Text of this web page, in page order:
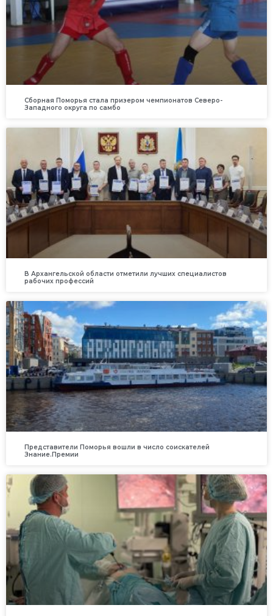
Сборная Поморья стала призером чемпионатов Северо-
Западного округа по самбо
В Архангельской области отметили лучших специалистов
рабочих профессий
Представители Поморья вошли в число соискателей
Знание.Премии